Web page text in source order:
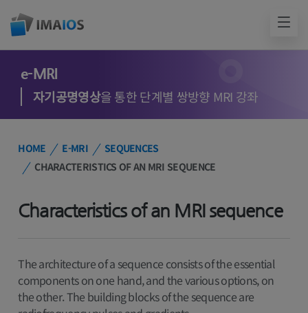
e-MRI
자기공명영상을 통한 단계별 쌍방향 MRI 강좌
HOME E-MRI
SEQUENCES
CHARACTERISTICS OF AN MRI SEQUENCE
Characteristics of an MRI sequence
The architecture of a sequence consists of the essential
components on one hand, and the various options, on
the other. The building blocks of the sequence are